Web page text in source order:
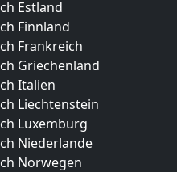
Estland
Finnland
Frankreich
Griechenland
Italien
Liechtenstein
Luxemburg
Niederlande
Norwegen